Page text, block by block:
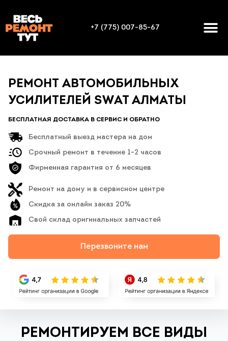
+7 (775) 007-85-67
РЕМОНТ АВТОМОБИЛЬНЫХ
УСИЛИТЕЛЕЙ SWAT АЛМАТЫ
БЕСПЛАТНАЯ ДОСТАВКА В СЕРВИС И ОБРАТНО
Бесплатный выезд мастера на дом
Срочный ремонт в течение 1-2 часов
Фирменная гарантия от 6 месяцев
Ремонт на дому и в сервисном центре
Скидка за онлайн заказ 20%
Свой склад оригинальных запчастей
Перезвоните нам
РЕМОНТИРУЕМ ВСЕ ВИДЫ